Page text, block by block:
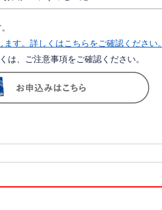
す。詳しくはこちらをご確認ください。
は、ご注意事項をご確認ください。